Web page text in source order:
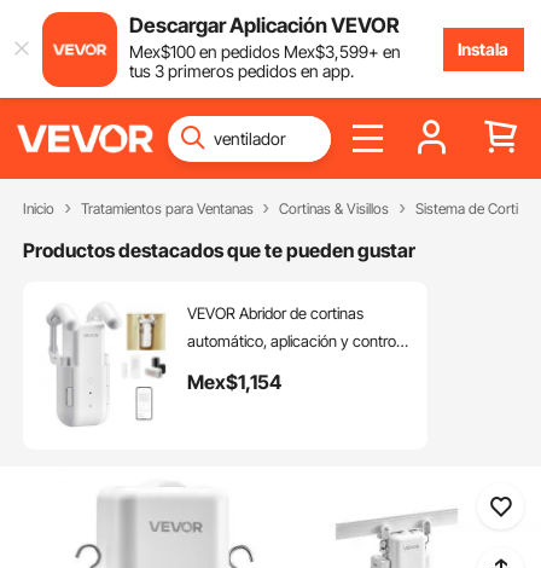
Descargar Aplicación VEVOR
Mex$100en pedidos Mex$3,599+ en
tus 3 primeros pedidos en app.
Instala
Inicio Tratamientos para Ventanas Cortinas & Visillos Sistema de
Productos destacados que te pueden gustar
VEVOR Abridor de cortinas
automático, aplicación y control
abridor de cortinas eléctrico
Mex$1,154